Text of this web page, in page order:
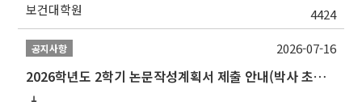
보건대학원 4424
공지사항
2026학년도 2학기 논문작성계획서 제출 안내(박사 초심 일정 포함)_Thesis Proposal
2026-07-16